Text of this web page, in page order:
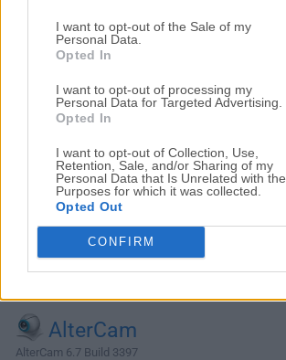
I want to opt-out of the Sale of my
Personal Data.
Opted In
I want to opt-out of processing my
Personal Data for Targeted Advertising.
Opted In
I want to opt-out of Collection, Use,
Retention, Sale, and/or Sharing of my
Personal Data that Is Unrelated with the
Purposes for which it was collected.
Opted Out
CONFIRM
Alternativas y Software Similar
AlterCam
AlterCam 6.7 Build 3397